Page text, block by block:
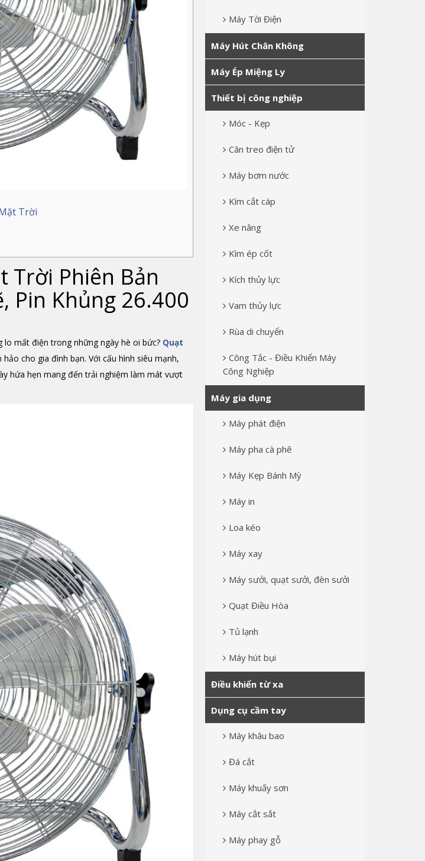
Trời
Trời Phiên Bản
Pin Khủng 26.400
mất điện trong những ngày hè oi bức? Quạt
cho gia đình bạn. Với cấu hình siêu mạnh,
hứa hẹn mang đến trải nghiệm làm mát vượt
Máy Tời Điện
Máy Hút Chân Không
Máy Ép Miệng Ly
Thiết bị công nghiệp
Móc - Kẹp
Cân treo điện tử
Máy bơm nước
Kìm cắt cáp
Xe nâng
Kìm ép cốt
Kích thủy lực
Vam thủy lực
Rùa di chuyển
Công Tắc - Điều Khiển Máy
Công Nghiệp
Máy gia dụng
Máy phát điện
Máy pha cà phê
Máy Kẹp Bánh Mỳ
Máy in
Loa kéo
Máy xay
Máy sưởi, quạt sưởi, đèn sưởi
Quạt Điều Hòa
Tủ lạnh
Máy hút bụi
Điều khiển từ xa
Dụng cụ cầm tay
Máy khâu bao
Đá cắt
Máy khuấy sơn
Máy cắt sắt
Máy phay gỗ